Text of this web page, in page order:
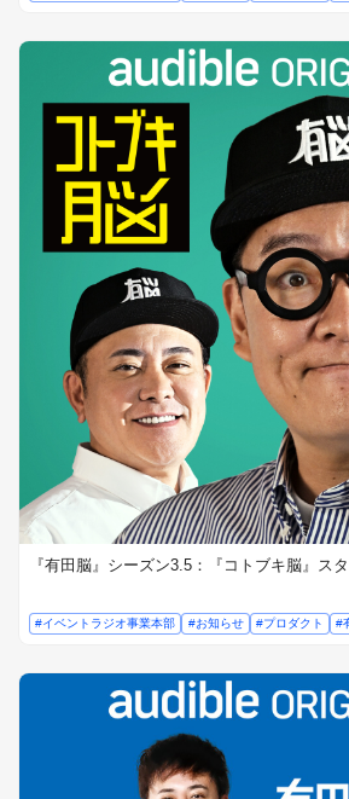
『有田脳』シーズン3.5：『コトブキ脳』ス
#イベントラジオ事業本部 #お知らせ #プロダクト #